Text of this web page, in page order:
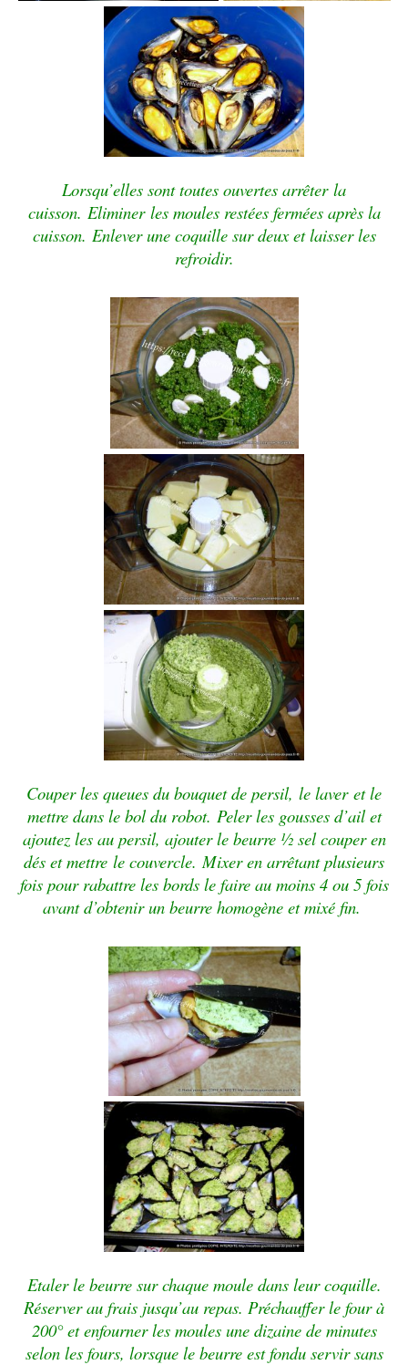
Lorsqu’elles sont toutes ouvertes arrêter la
cuisson. Eliminer les moules restées fermées après la
cuisson. Enlever une coquille sur deux et laisser les
refroidir.
Couper les queues du bouquet de persil, le laver et le
mettre dans le bol du robot. Peler les gousses d’ail et
ajoutez les au persil, ajouter le beurre ½ sel couper en
dés et mettre le couvercle. Mixer en arrêtant plusieurs
fois pour rabattre les bords le faire au moins 4 ou 5 fois
avant d’obtenir un beurre homogène et mixé fin.
Etaler le beurre sur chaque moule dans leur coquille.
Réserverau frais jusqu’au repas. Préchauffer le four à
200° et enfourner les moules une dizaine de minutes
selon les fours, lorsque le beurre estfondu servir sans